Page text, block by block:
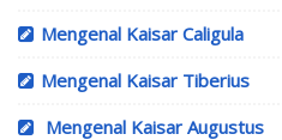
Mengenal Kaisar Caligula
Mengenal Kaisar Tiberius
Mengenal Kaisar Augustus